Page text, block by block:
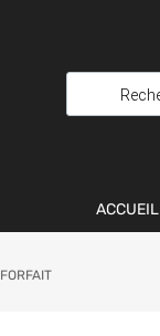
ACCUEIL
FORFAIT